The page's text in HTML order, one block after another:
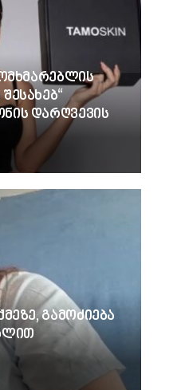
დარღვევის
გამოძიება